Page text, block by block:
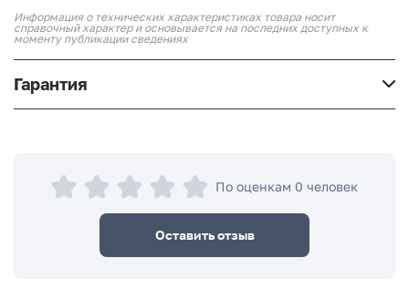
Информация о технических характеристиках товара носит
справочный характер и основывается на последних доступных к
моменту публикации сведениях
Гарантия
По оценкам 0 человек
Оставить отзыв